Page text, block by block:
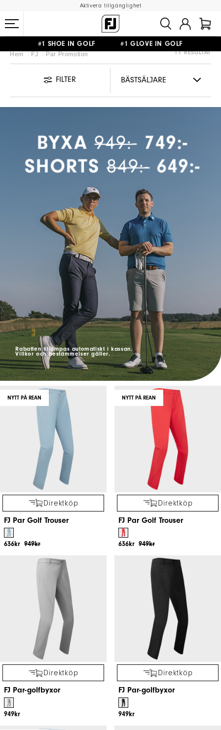
Aktivera tillgänglighet
#1 SHOE IN GOLF #1 GLOVE IN GOLF
FRI FRAKT
PÅ ALLA BESTÄLLNINGAR ÖVER 999KR
Hem FJ Par Promotion 17 RESULTAT
FILTER
Rabatten tillämpas automatiskt i kassan.
Villkor och bestämmelser gäller.
NYTT PÅ REAN
Direktköp
FJ Par Golf Trouser
949kr
636kr
NYTT PÅ REAN
Direktköp
FJ Par Golf Trouser
949kr
636kr
Direktköp
FJ Par-golfbyxor
949kr
Direktköp
FJ Par-golfbyxor
949kr